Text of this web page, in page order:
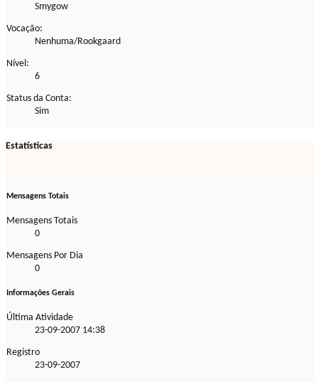
Smygow
Vocação:
Nenhuma/Rookgaard
Nível:
6
Status da Conta:
Sim
Estatísticas
Mensagens Totais
Mensagens Totais
0
Mensagens Por Dia
0
Informações Gerais
Última Atividade
23-09-2007 14:38
Registro
23-09-2007